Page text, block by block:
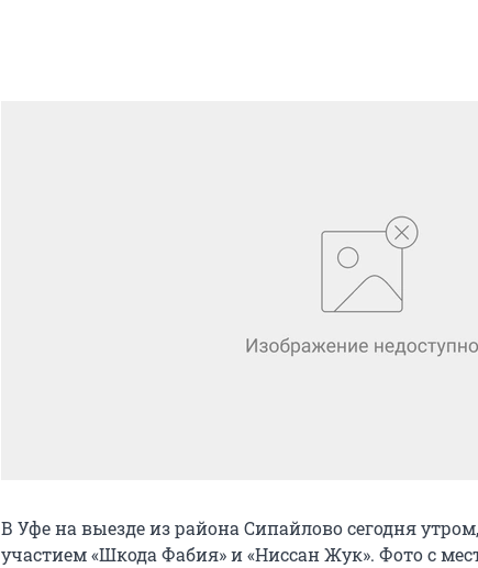
В Уфе на выезде из района Сипайлово сегодня
участием «Шкода Фабия» и «Ниссан Жук». Фото с